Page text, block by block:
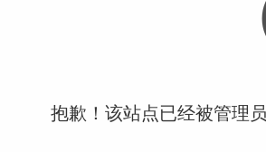
抱歉！该站点已经被管理